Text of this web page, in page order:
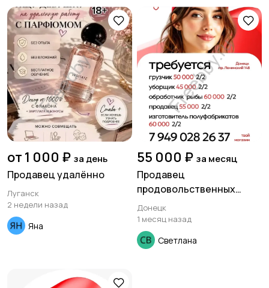
Магазины Маркетинг и реклама
Медицина Начало карьеры
Образование и наука Офисный персонал
Перевозки, склад,
закупки
Продажи
от 1 000 ₽ за день
Продавец удалённо
Луганск
2 недели назад
Яна
55 000 ₽ за месяц
Продавец
продовольственных
товаров.
Донецк
1 месяц назад
Светлана